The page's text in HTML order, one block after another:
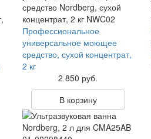
Профессиональное
универсальное моющее
средство, сухой концентрат,
2 кг
2 850 руб.
В корзину